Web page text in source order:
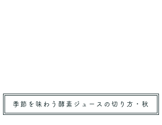
季節を味わう酵素ジュースの切り方・秋